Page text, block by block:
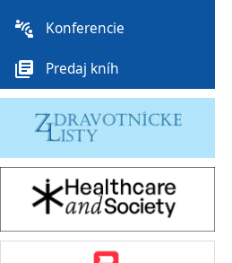
connect_without_contact Konferencie
library_books Predaj kníh